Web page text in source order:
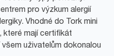
pro výzkum alergií
Vhodné do Tork mini
které mají certifikát
uživatelům dokonalou